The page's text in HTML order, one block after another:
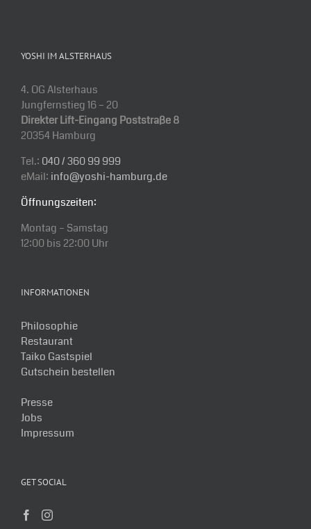
YOSHI IM ALSTERHAUS
4. OG Alsterhaus
Jungfernstieg 16 – 20
Direkter Lift-Eingang Poststraße 8
20354 Hamburg
Tel.: 040 / 360 99 999
eMail: info@yoshi-hamburg.de
Öffnungszeiten:
Montag – Samstag
12:00 bis 22:00 Uhr
INFORMATIONEN
Philosophie
Restaurant
Taiko Gastspiel
Gutschein bestellen
Presse
Jobs
Impressum
GET SOCIAL